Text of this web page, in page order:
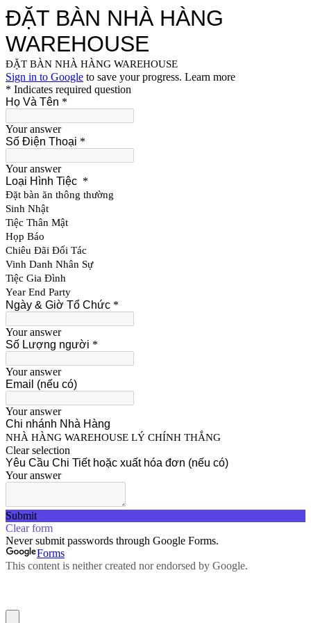
ĐẶT BÀN NHÀ HÀNG
WAREHOUSE
ĐẶT BÀN NHÀ HÀNG WAREHOUSE
Sign in to Google to save your progress. Learn more
* Indicates required question
Họ Và Tên *
Your answer
Số Điện Thoại *
Your answer
Loại Hình Tiệc *
Đặt bàn ăn thông thường
Sinh Nhật
Tiệc Thân Mật
Họp Báo
Chiêu Đãi Đối Tác
Vinh Danh Nhân Sự
Tiệc Gia Đình
Year End Party
Ngày & Giờ Tổ Chức *
Your answer
Số Lượng người *
Your answer
Email (nếu có)
Your answer
Chi nhánh Nhà Hàng
NHÀ HÀNG WAREHOUSE LÝ CHÍNH THẮNG
Clear selection
Yêu Cầu Chi Tiết hoặc xuất hóa đơn (nếu có)
Your answer
Submit
Clear form
Never submit passwords through Google Forms.
Forms
This content is neither created nor endorsed by Google.